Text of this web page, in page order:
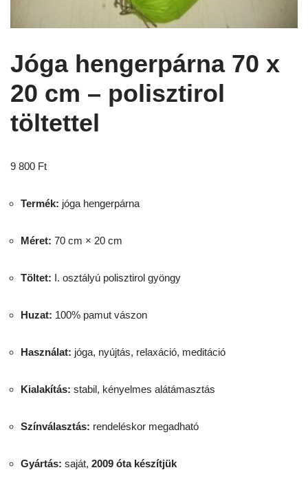
Jóga hengerpárna 70 x
20 cm – polisztirol
töltettel
9 800 Ft
Termék: jóga hengerpárna
Méret: 70 cm × 20 cm
Töltet: I. osztályú polisztirol gyöngy
Huzat: 100% pamut vászon
Használat: jóga, nyújtás, relaxáció, meditáció
Kialakítás: stabil, kényelmes alátámasztás
Színválasztás: rendeléskor megadható
Gyártás: saját, 2009 óta készítjük